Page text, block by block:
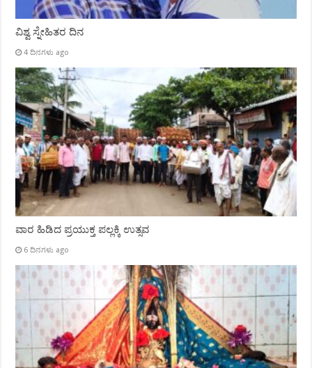
ವಿಶ್ವ ಸ್ನೇಹಿತರ ದಿನ
4 ದಿನಗಳು ago
ವಾರ ಹಿಡಿದ ಪ್ರಯುಕ್ತ ಪಲ್ಲಕ್ಕಿ ಉತ್ಸವ
6 ದಿನಗಳು ago